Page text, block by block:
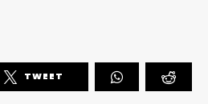
TWEET